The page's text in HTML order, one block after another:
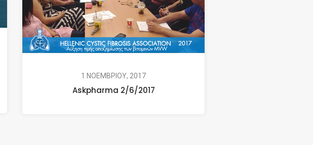
1 ΝΟΕΜΒΡΙΟΥ, 2017
Askpharma 2/6/2017